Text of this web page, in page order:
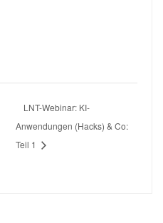
LNT-Webinar: KI-
Anwendungen (Hacks) & Co:
Teil 1